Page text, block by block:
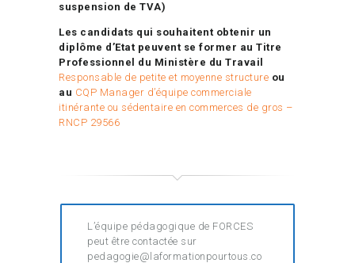
suspension de TVA)
Les candidats qui souhaitent obtenir un
diplôme d’Etat peuvent se former au Titre
Professionnel du Ministère du Travail
Responsable de petite et moyenne structure ou
au CQP Manager d’équipe commerciale
itinérante ou sédentaire en commerces de gros –
RNCP 29566
L’équipe pédagogique de FORCES
peut être contactée sur
pedagogie@laformationpourtous.co